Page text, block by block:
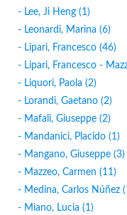
- Lee, Ji Heng (1)
- Leonardi, Marina (6)
- Lipari, Francesco (46)
- Lipari, Francesco -
- Liquori, Paola (2)
- Lorandi, Gaetano (2)
- Mafali, Giuseppe (2)
- Mandanici, Placido (1)
- Mangano, Giuseppe (3)
- Mazzeo, Carmen (11)
- Medina, Carlos Núñez
- Miano, Lucia (1)